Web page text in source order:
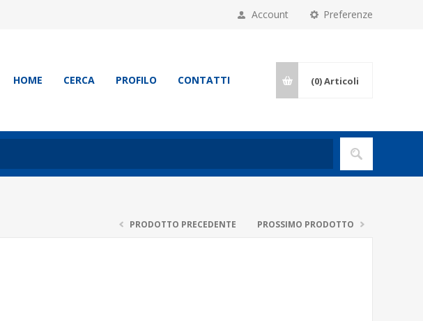
Preferenze
Account
HOME CERCA PROFILO CONTATTI (0)Articoli
PRODOTTO PRECEDENTE PROSSIMO PRODOTTO